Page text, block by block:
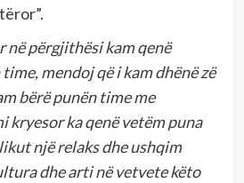
në përgjithësi kam qenë
mendoj që i kam dhënë zë
bërë punën time me
kryesor ka qenë vetëm puna
një relaks dhe ushqim
dhe arti në vetvete këto